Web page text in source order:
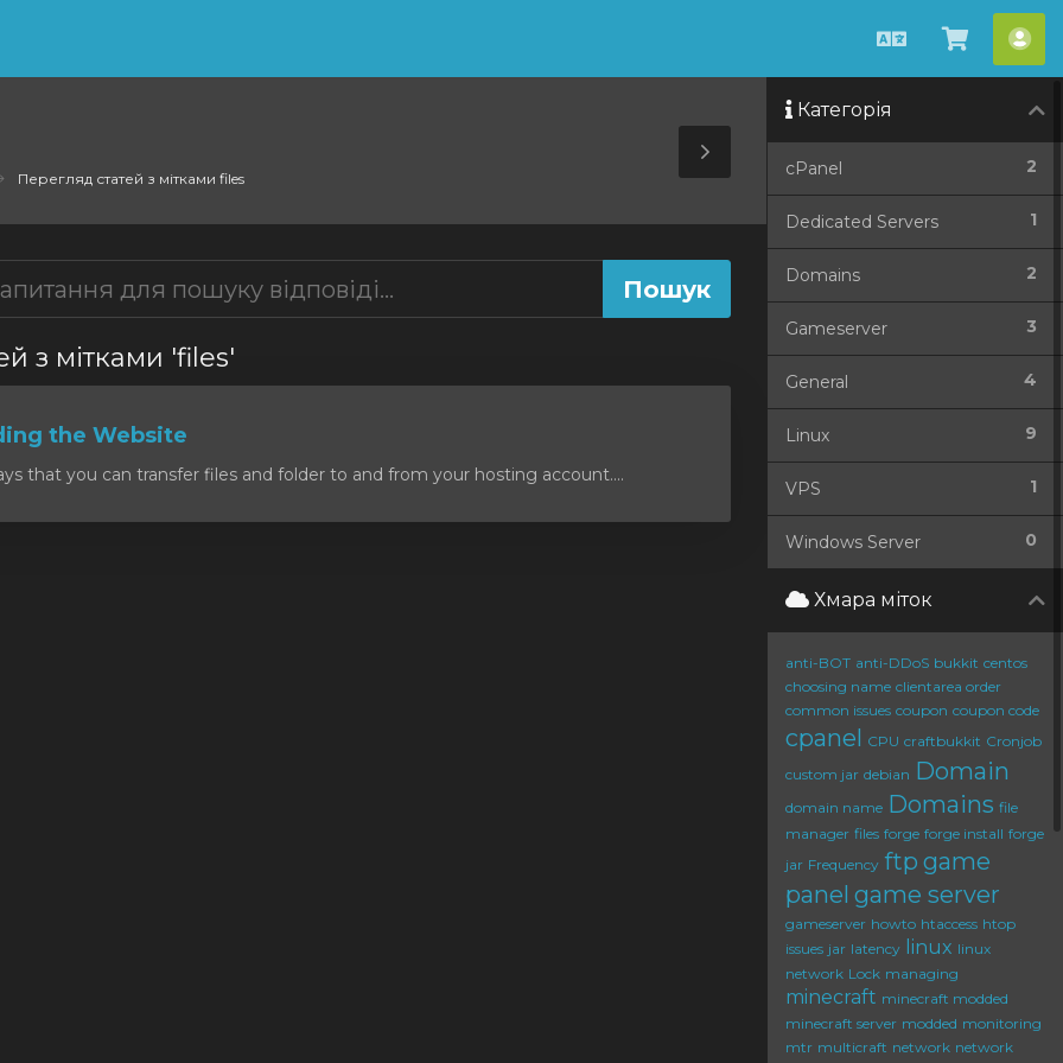
Українська
кошик
Перегляд статей з мітками files
Toggle
Sidebar
з мітками 'files'
the Website
that you can transfer files and folder to and from your hosting account....
Категорія
2
cPanel
1
Dedicated Servers
2
Domains
3
Gameserver
4
General
9
Linux
1
VPS
0
Windows Server
Хмара міток
anti-BOT anti-DDoS bukkit centos
choosing name clientarea order
common issues coupon coupon code
cpanel CPU craftbukkit Cronjob
custom jar debian Domain
domain name Domains file
manager files forge forge install forge
jar Frequency ftp game
panel game server
gameserver howto htaccess htop
issues jar latency linux linux
network Lock managing
minecraft minecraft modded
minecraft server modded monitoring
mtr multicraft network network